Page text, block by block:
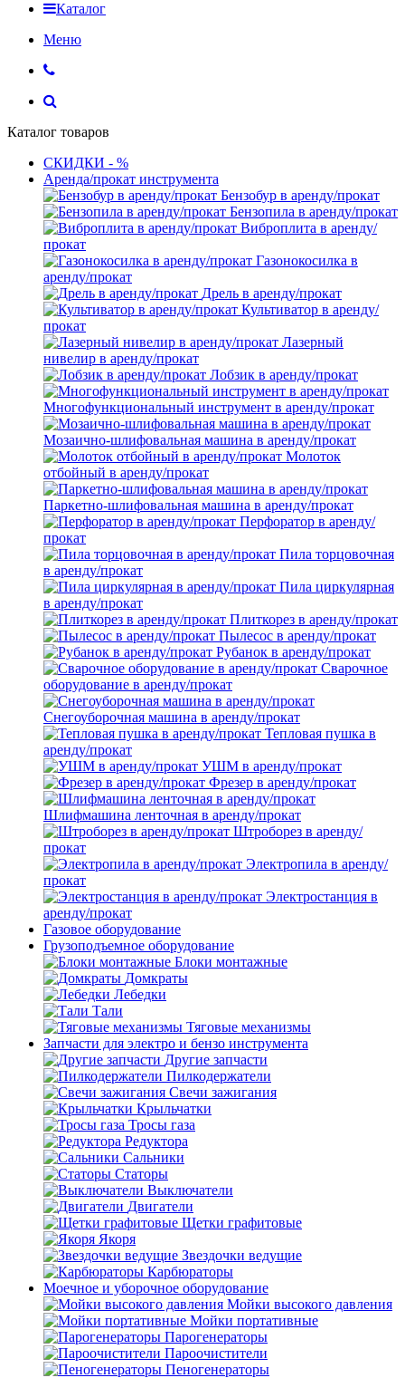
Каталог
Меню
Каталог товаров
СКИДКИ - %
Аренда/прокат инструмента
Бензобур в аренду/прокат
Бензопила в аренду/прокат
Виброплита в аренду/
прокат
Газонокосилка в
аренду/прокат
Дрель в аренду/прокат
Культиватор в аренду/
прокат
Лазерный
нивелир в аренду/прокат
Лобзик в аренду/прокат
Многофункциональный инструмент в аренду/прокат
Мозаично-шлифовальная машина в аренду/прокат
Молоток
отбойный в аренду/прокат
Паркетно-шлифовальная машина в аренду/прокат
Перфоратор в аренду/
прокат
Пила торцовочная
в аренду/прокат
Пила циркулярная
в аренду/прокат
Плиткорез в аренду/прокат
Пылесос в аренду/прокат
Рубанок в аренду/прокат
Сварочное
оборудование в аренду/прокат
Снегоуборочная машина в аренду/прокат
Тепловая пушка в
аренду/прокат
УШМ в аренду/прокат
Фрезер в аренду/прокат
Шлифмашина ленточная в аренду/прокат
Штроборез в аренду/
прокат
Электропила в аренду/
прокат
Электростанция в
аренду/прокат
Газовое оборудование
Грузоподъемное оборудование
Блоки монтажные
Домкраты
Лебедки
Тали
Тяговые механизмы
Запчасти для электро и бензо инструмента
Другие запчасти
Пилкодержатели
Свечи зажигания
Крыльчатки
Тросы газа
Редуктора
Сальники
Статоры
Выключатели
Двигатели
Щетки графитовые
Якоря
Звездочки ведущие
Карбюраторы
Моечное и уборочное оборудование
Мойки высокого давления
Мойки портативные
Парогенераторы
Пароочистители
Пеногенераторы